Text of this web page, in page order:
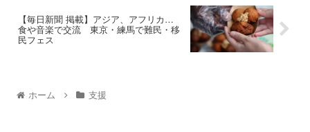
【毎日新聞 掲載】アジア、アフリカ…
食や音楽で交流 東京・練馬で難民・移
民フェス
ホーム 支援